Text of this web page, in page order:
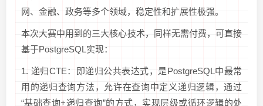
网、金融、政务等多个领域，稳定性和扩展性极强。
本次大赛中用到的三大核心技术，同样无需付费，可直接
基于PostgreSQL实现：
1. 递归CTE：即递归公共表达式，是PostgreSQL中最常
用的递归查询方法，允许在查询中定义递归逻辑，通过
“基础查询+递归查询”的方式，实现层级或循环逻辑的处